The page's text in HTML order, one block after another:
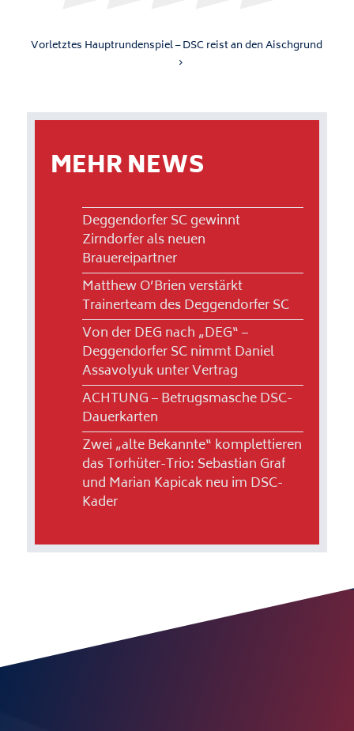
Vorletztes Hauptrundenspiel – DSC reist an den Aischgrund
MEHR NEWS
Deggendorfer SC gewinnt
Zirndorfer als neuen
Brauereipartner
Matthew O’Brien verstärkt
Trainerteam des Deggendorfer SC
Von der DEG nach „DEG“ –
Deggendorfer SC nimmt Daniel
Assavolyuk unter Vertrag
ACHTUNG – Betrugsmasche DSC-
Dauerkarten
Zwei „alte Bekannte“ komplettieren
das Torhüter-Trio: Sebastian Graf
und Marian Kapicak neu im DSC-
Kader